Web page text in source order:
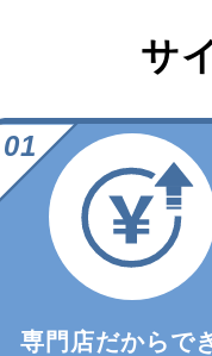
サ
専門店だからで